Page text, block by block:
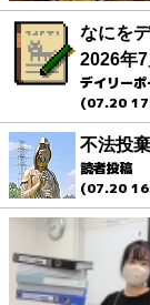
なにを
2026年
デイリー
(07.20
不法投
読者投稿
(07.20